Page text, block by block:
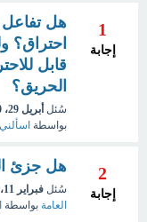
1
إجابة
هل تفاعل
احتراق؟
قابل
الحريق؟
سُئل أبريل 29، 2020
بواسطة
2
إجابة
هل جزئ
سُئل فبراير 11، 2020
العامة بواسطة